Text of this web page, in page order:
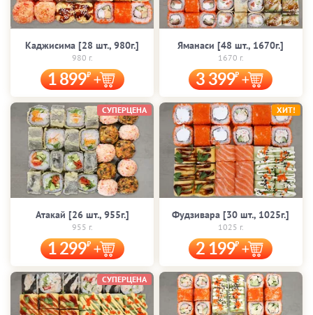
Каджисима [28 шт., 980г.]
980 г.
1 899
Яманаси [48 шт., 1670г.]
1670 г.
3 399
Атакай [26 шт., 955г.]
955 г.
1 299
СУПЕРЦЕНА
Фудзивара [30 шт., 1025г.]
1025 г.
2 199
ХИТ!
СУПЕРЦЕНА